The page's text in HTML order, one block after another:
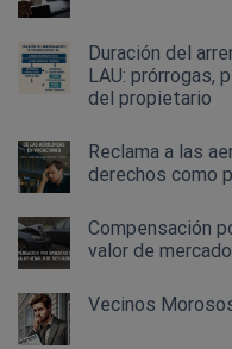
Duración del
LAU: prórrogas,
del propietario
Reclama a las
derechos como
Compensación
valor de
Vecinos